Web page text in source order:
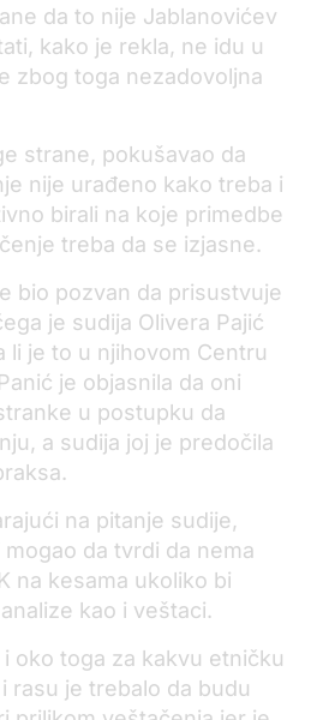
da to nije Jablanovićev
kako je rekla, ne idu u
zbog toga nezadovoljna
strane, pokušavao da
nije urađeno kako treba i
birali na koje primedbe
treba da se izjasne.
bio pozvan da prisustvuje
je sudija Olivera Pajić
li je to u njihovom Centru
je objasnila da oni
u postupku da
a sudija joj je predočila
na pitanje sudije,
da tvrdi da nema
na kesama ukoliko bi
kao i veštaci.
oko toga za kakvu etničku
rasu je trebalo da budu